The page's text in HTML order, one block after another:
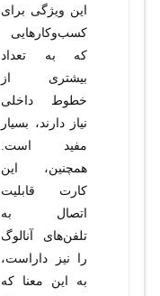
این ویژگی برای
کسب‌وکارهایی
که به تعداد
بیشتری از
خطوط داخلی
نیاز دارند، بسیار
مفید است.
همچنین، این
کارت قابلیت
اتصال به
تلفن‌های آنالوگ
را نیز داراست،
به این معنا که